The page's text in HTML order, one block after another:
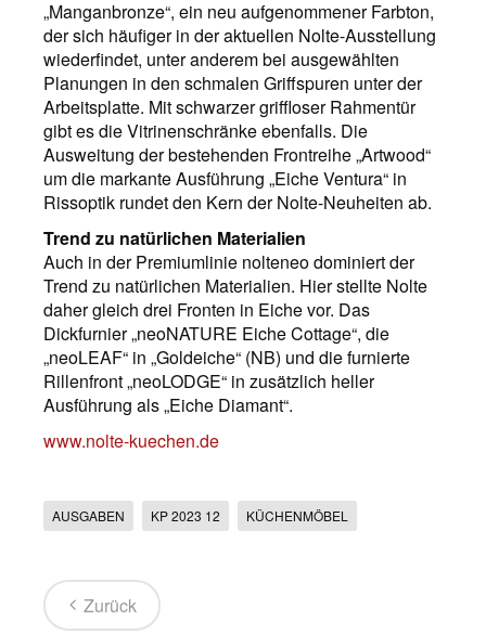
„Manganbronze“, ein neu aufgenommener Farbton,
der sich häufiger in der aktuellen Nolte-Ausstellung
wiederfindet, unter anderem bei ausgewählten
Planungen in den schmalen Griffspuren unter der
Arbeitsplatte. Mit schwarzer griffloser Rahmentür
gibt es die Vitrinenschränke ebenfalls. Die
Ausweitung der bestehenden Frontreihe „Artwood“
um die markante Ausführung „Eiche Ventura“ in
Rissoptik rundet den Kern der Nolte-Neuheiten ab.
Trend zu natürlichen Materialien
Auch in der Premiumlinie nolteneo dominiert der
Trend zu natürlichen Materialien. Hier stellte Nolte
daher gleich drei Fronten in Eiche vor. Das
Dickfurnier „neoNATURE Eiche Cottage“, die
„neoLEAF“ in „Goldeiche“ (NB) und die furnierte
Rillenfront „neoLODGE“ in zusätzlich heller
Ausführung als „Eiche Diamant“.
www.nolte-kuechen.de
AUSGABEN KP 2023 12 KÜCHENMÖBEL
Zurück